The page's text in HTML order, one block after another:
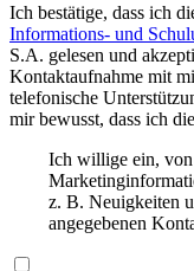
Ich bestätige, dass ich
Informations- und
S.A. gelesen und
Kontaktaufnahme mit
telefonische
mir bewusst, dass ich
Ich willige ein,
z. B. Neuigkeiten
angegebenen